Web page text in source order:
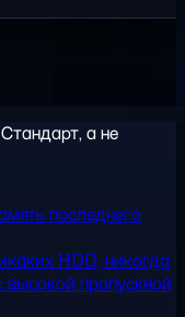
а не
последнего
HDD, никогда
пропускной